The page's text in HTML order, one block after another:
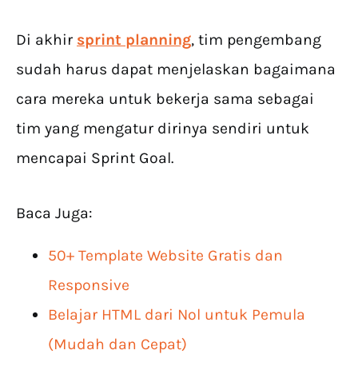
Di akhir sprint planning, tim pengembang
sudah harus dapat menjelaskan bagaimana
cara mereka untuk bekerja sama sebagai
tim yang mengatur dirinya sendiri untuk
mencapai Sprint Goal.
Baca Juga:
50+ Template Website Gratis dan
Responsive
Belajar HTML dari Nol untuk Pemula
(Mudah dan Cepat)